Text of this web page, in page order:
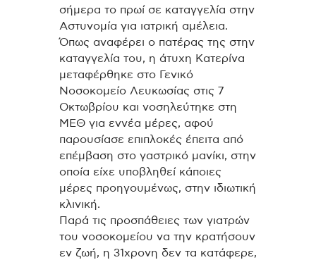
σήμερα το πρωί σε καταγγελία στην
Αστυνομία για ιατρική αμέλεια.
Όπως αναφέρει ο πατέρας της στην
καταγγελία του, η άτυχη Κατερίνα
μεταφέρθηκε στο Γενικό
Νοσοκομείο Λευκωσίας στις 7
Οκτωβρίου και νοσηλεύτηκε στη
ΜΕΘ για εννέα μέρες, αφού
παρουσίασε επιπλοκές έπειτα από
επέμβαση στο γαστρικό μανίκι, στην
οποία είχε υποβληθεί κάποιες
μέρες προηγουμένως, στην ιδιωτική
κλινική.
Παρά τις προσπάθειες των γιατρών
του νοσοκομείου να την κρατήσουν
εν ζωή, η 31χρονη δεν τα κατάφερε,